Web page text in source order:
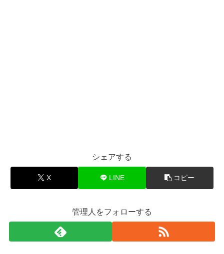
シェアする
X LINE コピー
管理人をフォローする